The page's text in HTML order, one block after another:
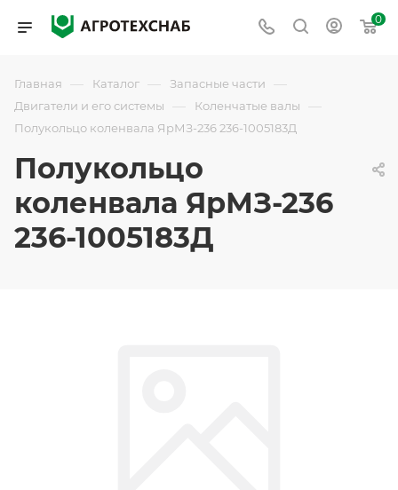
0
Главная — Каталог — Запасные части —
Двигатели и его системы — Коленчатые валы —
Полукольцо коленвала ЯрМЗ-236 236-1005183Д
Полукольцо
коленвала ЯрМЗ-236
236-1005183Д